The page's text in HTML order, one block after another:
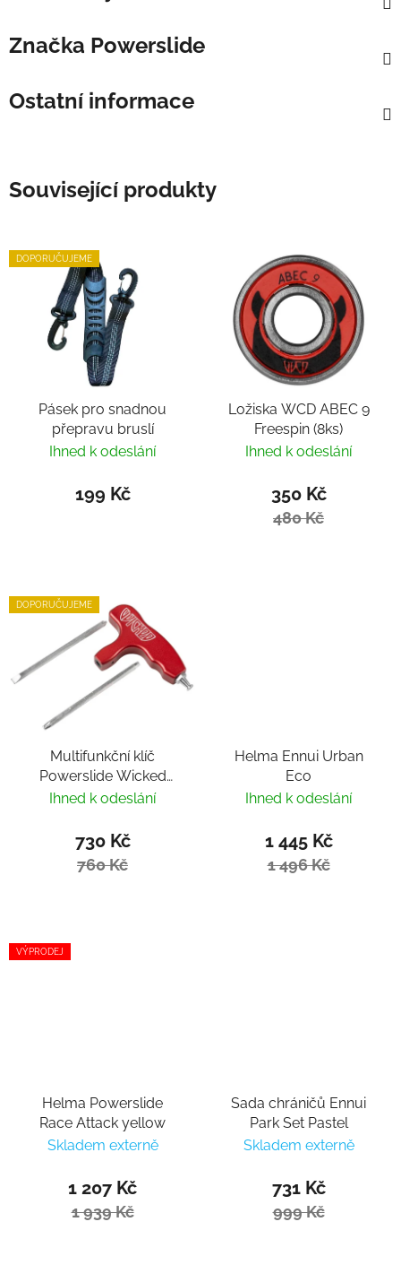
Značka Powerslide
Ostatní informace
Související produkty
DOPORUČUJEME
Pásek pro snadnou
přepravu bruslí
Ihned k odeslání
199 Kč
Ložiska WCD ABEC 9
Freespin (8ks)
Ihned k odeslání
350 Kč
480 Kč
DOPORUČUJEME
Multifunkční klíč
Powerslide Wicked
Hardcore Tool
Ihned k odeslání
730 Kč
760 Kč
Helma Ennui Urban
Eco
Ihned k odeslání
1 445 Kč
1 496 Kč
VÝPRODEJ
Helma Powerslide
Race Attack yellow
Skladem externě
1 207 Kč
1 939 Kč
Sada chráničů Ennui
Park Set Pastel
Skladem externě
731 Kč
999 Kč